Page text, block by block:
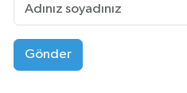
Gönder